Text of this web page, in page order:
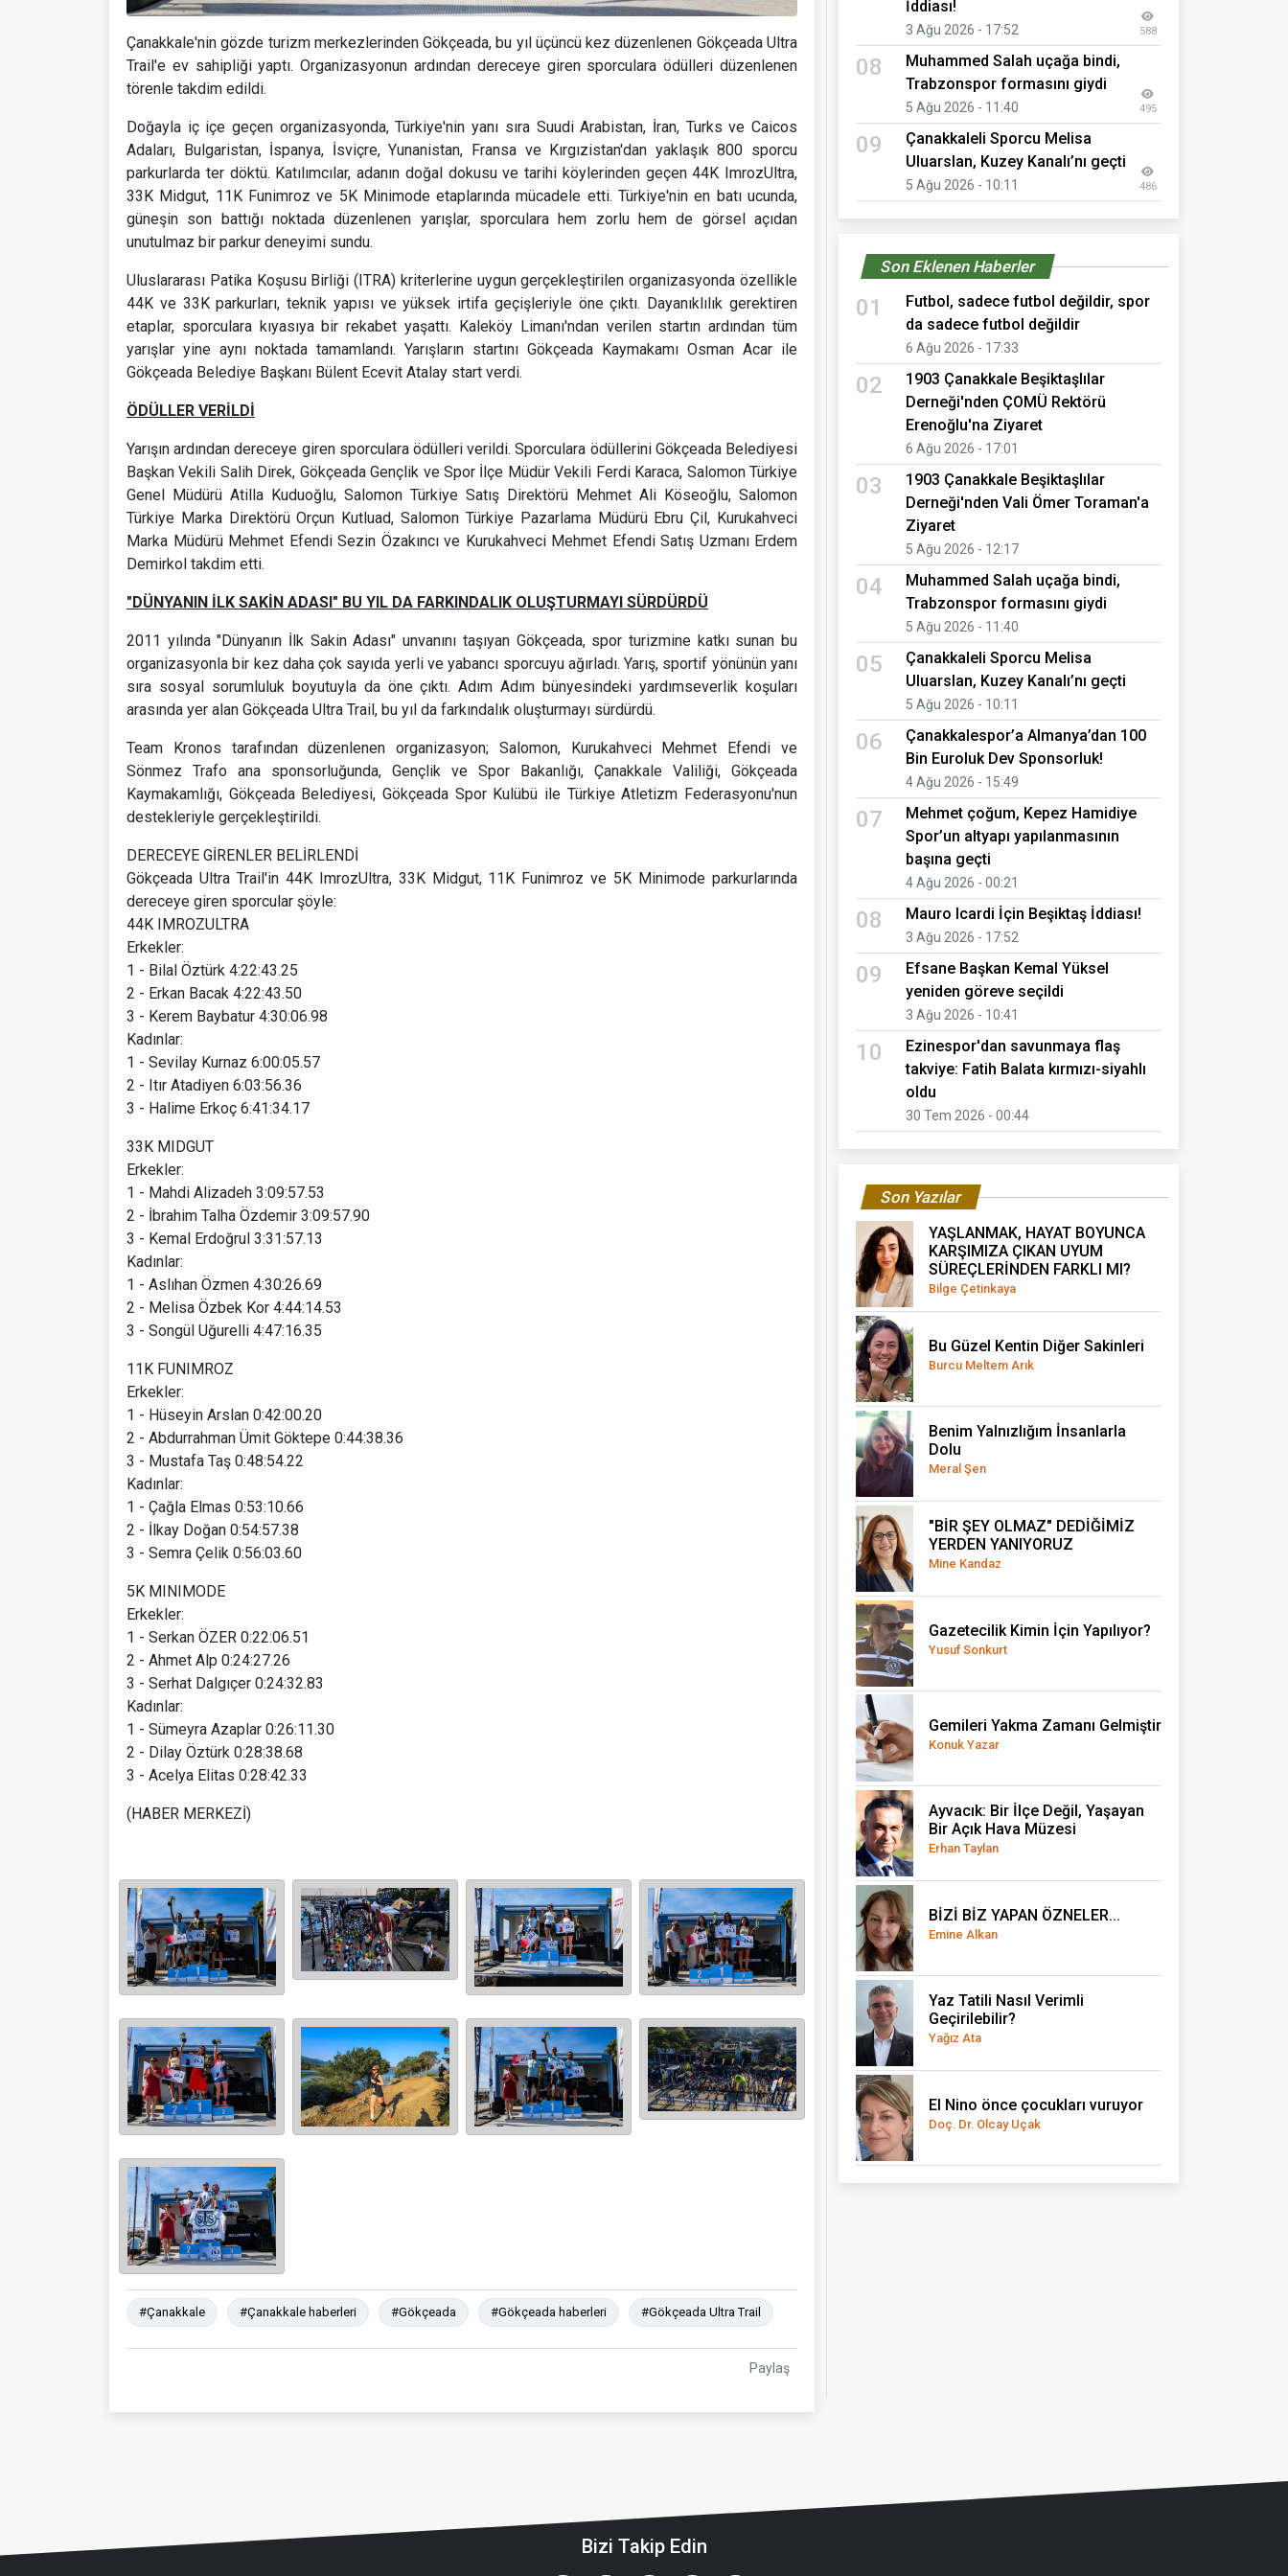
Çanakkale'nin gözde turizm merkezlerinden Gökçeada, bu yıl üçüncü kez düzenlenen Gökçeada Ultra
Trail'e ev sahipliği yaptı. Organizasyonun ardından dereceye giren sporculara ödülleri düzenlenen
törenle takdim edildi.
Doğayla iç içe geçen organizasyonda, Türkiye'nin yanı sıra Suudi Arabistan, İran, Turks ve Caicos
Adaları, Bulgaristan, İspanya, İsviçre, Yunanistan, Fransa ve Kırgızistan'dan yaklaşık 800 sporcu
parkurlarda ter döktü. Katılımcılar, adanın doğal dokusu ve tarihi köylerinden geçen 44K ImrozUltra,
33K Midgut, 11K Funimroz ve 5K Minimode etaplarında mücadele etti. Türkiye'nin en batı ucunda,
güneşin son battığı noktada düzenlenen yarışlar, sporculara hem zorlu hem de görsel açıdan
unutulmaz bir parkur deneyimi sundu.
Uluslararası Patika Koşusu Birliği (ITRA) kriterlerine uygun gerçekleştirilen organizasyonda özellikle
44K ve 33K parkurları, teknik yapısı ve yüksek irtifa geçişleriyle öne çıktı. Dayanıklılık gerektiren
etaplar, sporculara kıyasıya bir rekabet yaşattı. Kaleköy Limanı'ndan verilen startın ardından tüm
yarışlar yine aynı noktada tamamlandı. Yarışların startını Gökçeada Kaymakamı Osman Acar ile
Gökçeada Belediye Başkanı Bülent Ecevit Atalay start verdi.
ÖDÜLLER VERİLDİ
Yarışın ardından dereceye giren sporculara ödülleri verildi. Sporculara ödüllerini Gökçeada Belediyesi
Başkan Vekili Salih Direk, Gökçeada Gençlik ve Spor İlçe Müdür Vekili Ferdi Karaca, Salomon Türkiye
Genel Müdürü Atilla Kuduoğlu, Salomon Türkiye Satış Direktörü Mehmet Ali Köseoğlu, Salomon
Türkiye Marka Direktörü Orçun Kutluad, Salomon Türkiye Pazarlama Müdürü Ebru Çil, Kurukahveci
Marka Müdürü Mehmet Efendi Sezin Özakıncı ve Kurukahveci Mehmet Efendi Satış Uzmanı Erdem
Demirkol takdim etti.
"DÜNYANIN İLK SAKİN ADASI" BU YIL DA FARKINDALIK OLUŞTURMAYI SÜRDÜRDÜ
2011 yılında "Dünyanın İlk Sakin Adası" unvanını taşıyan Gökçeada, spor turizmine katkı sunan bu
organizasyonla bir kez daha çok sayıda yerli ve yabancı sporcuyu ağırladı. Yarış, sportif yönünün yanı
sıra sosyal sorumluluk boyutuyla da öne çıktı. Adım Adım bünyesindeki yardımseverlik koşuları
arasında yer alan Gökçeada Ultra Trail, bu yıl da farkındalık oluşturmayı sürdürdü.
Team Kronos tarafından düzenlenen organizasyon; Salomon, Kurukahveci Mehmet Efendi ve
Sönmez Trafo ana sponsorluğunda, Gençlik ve Spor Bakanlığı, Çanakkale Valiliği, Gökçeada
Kaymakamlığı, Gökçeada Belediyesi, Gökçeada Spor Kulübü ile Türkiye Atletizm Federasyonu'nun
destekleriyle gerçekleştirildi.
DERECEYE GİRENLER BELİRLENDİ
Gökçeada Ultra Trail'in 44K ImrozUltra, 33K Midgut, 11K Funimroz ve 5K Minimode parkurlarında
dereceye giren sporcular şöyle:
44K IMROZULTRA
Erkekler:
1 - Bilal Öztürk 4:22:43.25
2 - Erkan Bacak 4:22:43.50
3 - Kerem Baybatur 4:30:06.98
Kadınlar:
1 - Sevilay Kurnaz 6:00:05.57
2 - Itır Atadiyen 6:03:56.36
3 - Halime Erkoç 6:41:34.17
33K MIDGUT
Erkekler:
1 - Mahdi Alizadeh 3:09:57.53
2 - İbrahim Talha Özdemir 3:09:57.90
3 - Kemal Erdoğrul 3:31:57.13
Kadınlar:
1 - Aslıhan Özmen 4:30:26.69
2 - Melisa Özbek Kor 4:44:14.53
3 - Songül Uğurelli 4:47:16.35
11K FUNIMROZ
Erkekler:
1 - Hüseyin Arslan 0:42:00.20
2 - Abdurrahman Ümit Göktepe 0:44:38.36
3 - Mustafa Taş 0:48:54.22
Kadınlar:
1 - Çağla Elmas 0:53:10.66
2 - İlkay Doğan 0:54:57.38
3 - Semra Çelik 0:56:03.60
5K MINIMODE
Erkekler:
1 - Serkan ÖZER 0:22:06.51
2 - Ahmet Alp 0:24:27.26
3 - Serhat Dalgıçer 0:24:32.83
Kadınlar:
1 - Sümeyra Azaplar 0:26:11.30
2 - Dilay Öztürk 0:28:38.68
3 - Acelya Elitas 0:28:42.33
(HABER MERKEZİ)
#Çanakkale #Çanakkale haberleri #Gökçeada #Gökçeada haberleri #Gökçeada Ultra Trail
Paylaş
İddiası!
3 Ağu 2026 - 17:52 588
08
Muhammed Salah uçağa bindi,
Trabzonspor formasını giydi
5 Ağu 2026 - 11:40 495
09
Çanakkaleli Sporcu Melisa
Uluarslan, Kuzey Kanalı’nı geçti
5 Ağu 2026 - 10:11 486
Son Eklenen Haberler
01
Futbol, sadece futbol değildir, spor
da sadece futbol değildir
6 Ağu 2026 - 17:33
02
1903 Çanakkale Beşiktaşlılar
Derneği'nden ÇOMÜ Rektörü
Erenoğlu'na Ziyaret
6 Ağu 2026 - 17:01
03
1903 Çanakkale Beşiktaşlılar
Derneği'nden Vali Ömer Toraman'a
Ziyaret
5 Ağu 2026 - 12:17
04
Muhammed Salah uçağa bindi,
Trabzonspor formasını giydi
5 Ağu 2026 - 11:40
05
Çanakkaleli Sporcu Melisa
Uluarslan, Kuzey Kanalı’nı geçti
5 Ağu 2026 - 10:11
06
Çanakkalespor’a Almanya’dan 100
Bin Euroluk Dev Sponsorluk!
4 Ağu 2026 - 15:49
07
Mehmet çoğum, Kepez Hamidiye
Spor’un altyapı yapılanmasının
başına geçti
4 Ağu 2026 - 00:21
08 Mauro Icardi İçin Beşiktaş İddiası!
3 Ağu 2026 - 17:52
09
Efsane Başkan Kemal Yüksel
yeniden göreve seçildi
3 Ağu 2026 - 10:41
10
Ezinespor'dan savunmaya flaş
takviye: Fatih Balata kırmızı-siyahlı
oldu
30 Tem 2026 - 00:44
Son Yazılar
YAŞLANMAK, HAYAT BOYUNCA
KARŞIMIZA ÇIKAN UYUM
SÜREÇLERİNDEN FARKLI MI?
Bilge Çetinkaya
Bu Güzel Kentin Diğer Sakinleri
Burcu Meltem Arık
Benim Yalnızlığım İnsanlarla
Dolu
Meral Şen
"BİR ŞEY OLMAZ" DEDİĞİMİZ
YERDEN YANIYORUZ
Mine Kandaz
Gazetecilik Kimin İçin Yapılıyor?
Yusuf Sonkurt
Gemileri Yakma Zamanı Gelmiştir
Konuk Yazar
Ayvacık: Bir İlçe Değil, Yaşayan
Bir Açık Hava Müzesi
Erhan Taylan
BİZİ BİZ YAPAN ÖZNELER...
Emine Alkan
Yaz Tatili Nasıl Verimli
Geçirilebilir?
Yağız Ata
El Nino önce çocukları vuruyor
Doç. Dr. Olcay Uçak
Bizi Takip Edin